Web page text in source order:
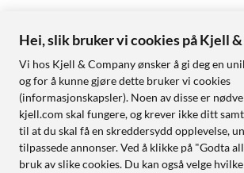
Hei, slik bruker vi cookies på Kjell
Vi hos Kjell & Company ønsker å gi deg en
og for å kunne gjøre dette bruker vi cookies
(informasjonskapsler). Noen av disse er
kjell.com skal fungere, og krever ikke ditt
til at du skal få en skreddersydd opplevelse,
tilpassede annonser. Ved å klikke på "Godta
bruk av slike cookies. Du kan også velge